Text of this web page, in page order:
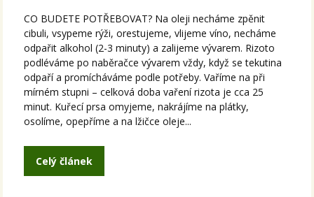
CO BUDETE POTŘEBOVAT? Na oleji necháme zpěnit
cibuli, vsypeme rýži, orestujeme, vlijeme víno, necháme
odpařit alkohol (2-3 minuty) a zalijeme vývarem. Rizoto
podléváme po naběračce vývarem vždy, když se tekutina
odpaří a promícháváme podle potřeby. Vaříme na při
mírném stupni – celková doba vaření rizota je cca 25
minut. Kuřecí prsa omyjeme, nakrájíme na plátky,
osolíme, opepříme a na lžičce oleje...
Celý článek